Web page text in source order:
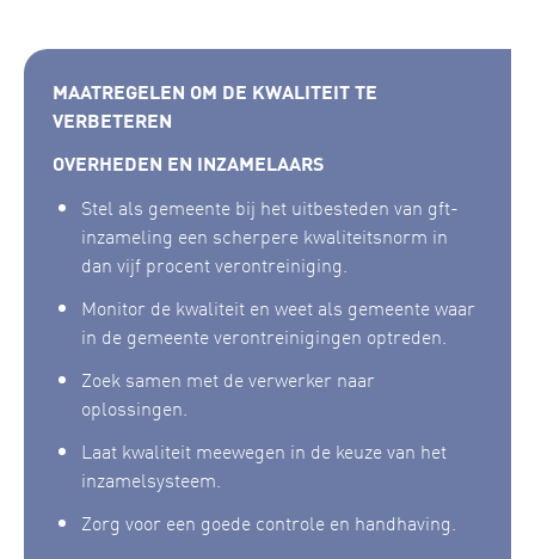
MAATREGELEN OM DE KWALITEIT TE
VERBETEREN
OVERHEDEN EN INZAMELAARS
Stel als gemeente bij het uitbesteden van gft-
inzameling een scherpere kwaliteitsnorm in
dan vijf procent verontreiniging.
Monitor de kwaliteit en weet als gemeente waar
in de gemeente verontreinigingen optreden.
Zoek samen met de verwerker naar
oplossingen.
Laat kwaliteit meewegen in de keuze van het
inzamelsysteem.
Zorg voor een goede controle en handhaving.